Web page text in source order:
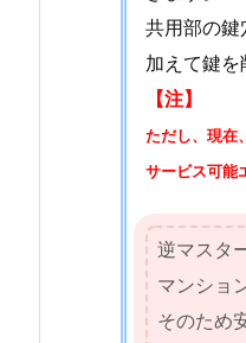
1.
2.
お
部
オ
ー
ト
共用部の鍵
加えて鍵を
【注】
ただし、現在
サービス可能
逆マスタ
マンショ
そのため